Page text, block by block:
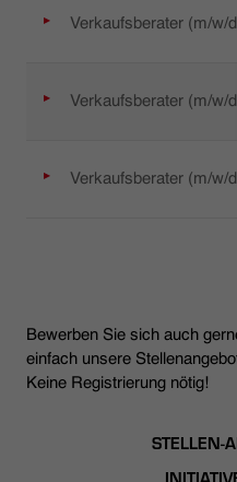
Verkaufsberater (m/w/
Verkaufsberater (m/w/
Verkaufsberater (m/w/
Bewerben Sie sich auch
einfach unsere
Keine Registrierung nötig!
STELLEN-